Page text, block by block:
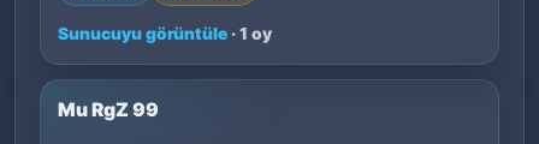
Sunucuyu görüntüle · 1 oy
Mu RgZ 99